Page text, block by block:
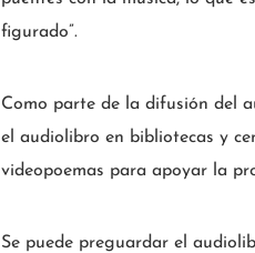
figurado”.
Como parte de la difusión del
el audiolibro en bibliotecas y
videopoemas para apoyar la
Se puede preguardar el